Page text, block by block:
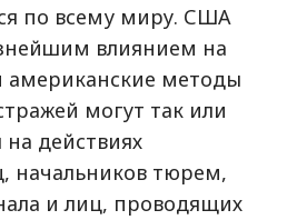
по всему миру. США
влиянием на
американские методы
могут так или
на действиях
начальников тюрем,
и лиц, проводящих